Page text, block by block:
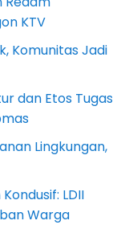
KTV
Komunitas Jadi
dan Etos Tugas
Lingkungan,
LDII
Warga